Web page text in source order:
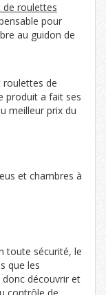
roulettes
pour
au guidon de
roulettes de
produit a fait ses
meilleur prix du
et chambres à
toute sécurité, le
que les
découvrir et